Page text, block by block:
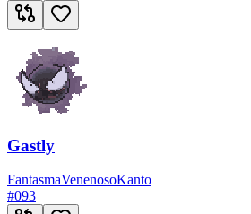
Gastly
FantasmaVenenosoKanto
#093